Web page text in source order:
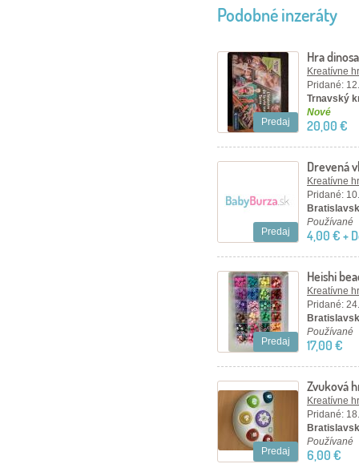
Podobné inzeráty
Predaj
Hra
Kreatívne
Pridané:
Trnavský
Nové
20,00 €
Predaj
Drevená
Kreatívne
Pridané:
Používané
4,00 € +
Predaj
Heishi
tvary 1 cm
Kreatívne
Pridané:
Používané
17,00 €
Predaj
Zvuková
Kreatívne
Pridané:
Používané
6,00 €